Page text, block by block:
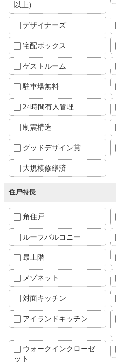
以上）
デザイナーズ
宅配ボックス
ゲストルーム
駐車場無料
24時間有人管理
制震構造
グッドデザイン賞
大規模修繕済
住戸特長
角住戸
ルーフバルコニー
最上階
メゾネット
対面キッチン
アイランドキッチン
ウォークインクローゼ
ット